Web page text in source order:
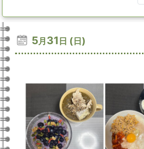
5月 31 日 ( 日 )